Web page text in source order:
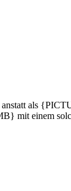
als
mit einem